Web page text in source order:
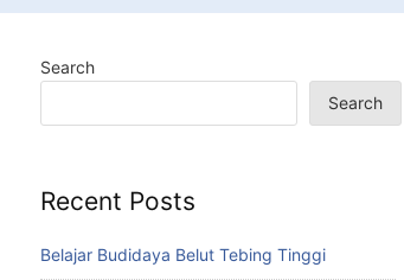
Search
Search
Recent Posts
Belajar Budidaya Belut Tebing Tinggi